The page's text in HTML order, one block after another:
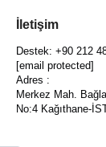
İletişim
Destek: +90 212
[email protected]
Adres :
Merkez Mah.
No:4 Kağıthane-